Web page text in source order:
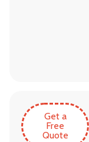
Get a
Free
Quote